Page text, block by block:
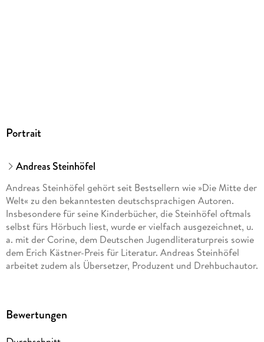
Portrait
Andreas Steinhöfel
Andreas Steinhöfel gehört seit Bestsellern wie »Die Mitte der
Welt« zu den bekanntesten deutschsprachigen Autoren.
Insbesondere für seine Kinderbücher, die Steinhöfel oftmals
selbst fürs Hörbuch liest, wurde er vielfach ausgezeichnet, u.
a. mit der Corine, dem Deutschen Jugendliteraturpreis sowie
dem Erich Kästner-Preis für Literatur. Andreas Steinhöfel
arbeitet zudem als Übersetzer, Produzent und Drehbuchautor.
Bewertungen